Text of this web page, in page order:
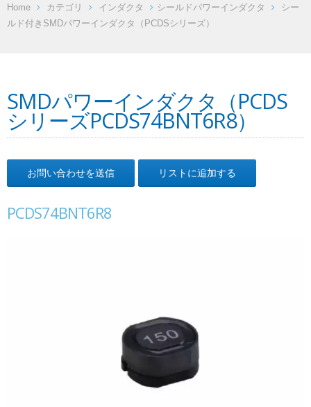
Home カテゴリ インダクタ シールドパワーインダクタ
シー
ルド付きSMDパワーインダクタ（PCDSシリーズ）
SMDパワーインダクタ（PCDS
シリーズPCDS74BNT6R8）
お問い合わせを送信 リストに追加する
PCDS74BNT6R8